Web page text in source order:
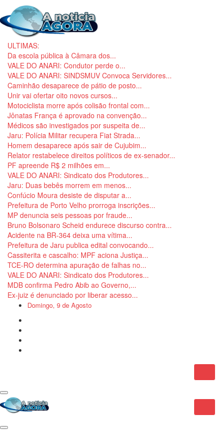
ULTIMAS:
Da escola pública à Câmara dos...
VALE DO ANARI: Condutor perde o...
VALE DO ANARI: SINDSMUV Convoca Servidores...
Caminhão desaparece de pátio de posto...
Unir vai ofertar oito novos cursos...
Motociclista morre após colisão frontal com...
Jônatas França é aprovado na convenção...
Médicos são investigados por suspeita de...
Jaru: Polícia Militar recupera Fiat Strada...
Homem desaparece após sair de Cujubim...
Relator restabelece direitos políticos de ex-senador...
PF apreende R$ 2 milhões em...
VALE DO ANARI: Sindicato dos Produtores...
Jaru: Duas bebês morrem em menos...
Confúcio Moura desiste de disputar a...
Prefeitura de Porto Velho prorroga inscrições...
MP denuncia seis pessoas por fraude...
Bruno Bolsonaro Scheid endurece discurso contra...
Acidente na BR-364 deixa uma vítima...
Prefeitura de Jaru publica edital convocando...
Cassiterita e cascalho: MPF aciona Justiça...
TCE-RO determina apuração de falhas no...
VALE DO ANARI: Sindicato dos Produtores...
MDB confirma Pedro Abib ao Governo,...
Ex-juiz é denunciado por liberar acesso...
Domingo, 9 de Agosto